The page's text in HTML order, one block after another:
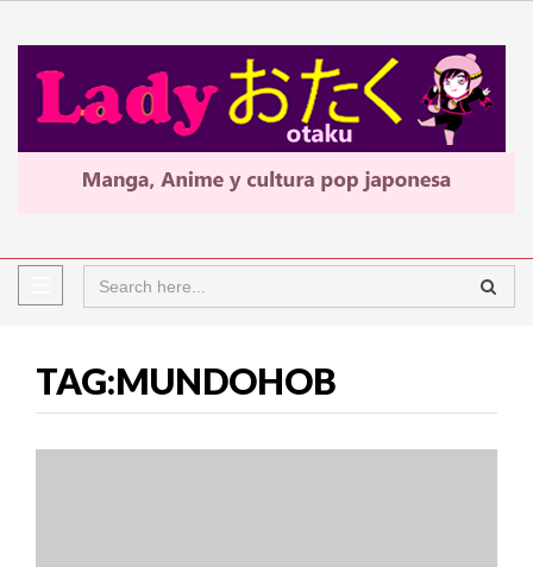
TAG:MUNDOHOB